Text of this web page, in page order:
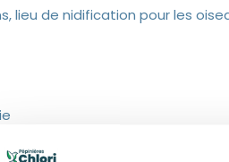
lieu de nidification pour les